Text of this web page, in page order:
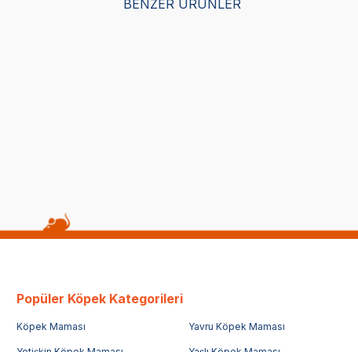
BENZER ÜRÜNLER
Popüler Köpek Kategorileri
Köpek Maması Yavru Köpek Maması